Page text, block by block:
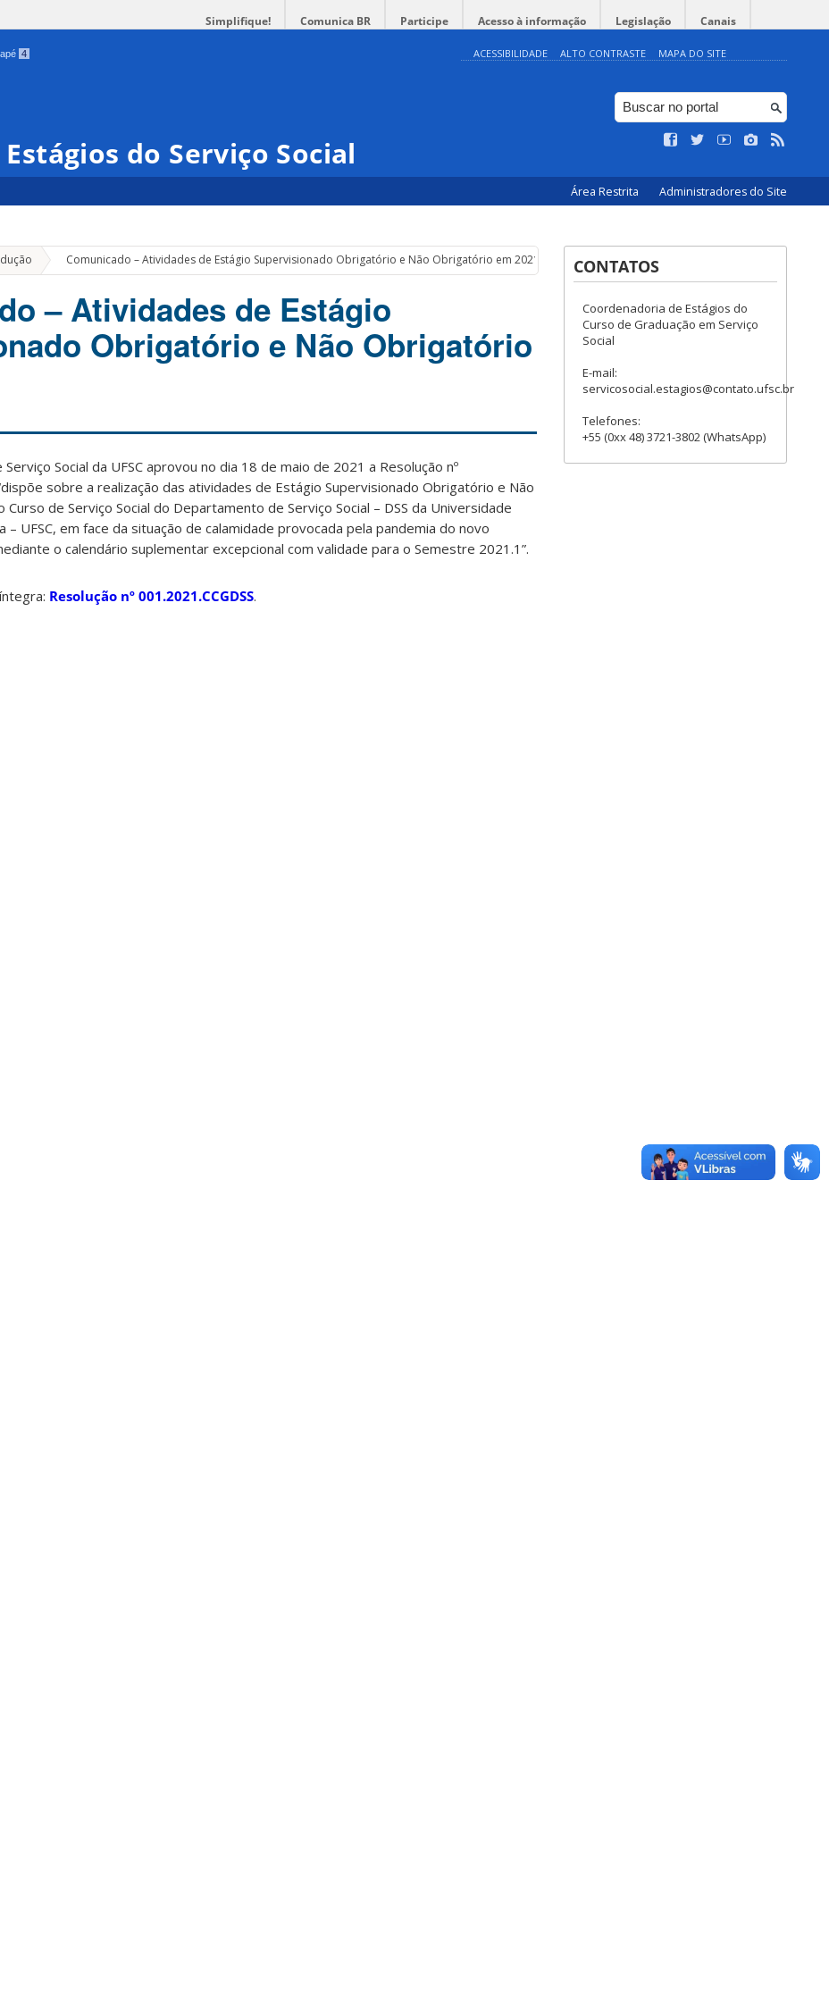
Simplifique! Comunica BR Participe Acesso à informação Legislação Canais
4 ACESSIBILIDADE ALTO CONTRASTE MAPA DO SITE
do Serviço Social
Área Restrita Administradores do Site
» Comunicado – Atividades de Estágio Supervisionado Obrigatório e Não Obrigatório em 2021.1
– Atividades de Estágio
Obrigatório e Não Obrigatório
Social da UFSC aprovou no dia 18 de maio de 2021 a Resolução nº
sobre a realização das atividades de Estágio Supervisionado Obrigatório e Não
de Serviço Social do Departamento de Serviço Social – DSS da Universidade
– UFSC, em face da situação de calamidade provocada pela pandemia do novo
o calendário suplementar excepcional com validade para o Semestre 2021.1”.
Resolução nº 001.2021.CCGDSS.
CONTATOS
Coordenadoria de Estágios do
Curso de Graduação em Serviço
Social
E-mail:
servicosocial.estagios@contato.ufsc.br
Telefones:
+55 (0xx 48) 3721-3802 (WhatsApp)